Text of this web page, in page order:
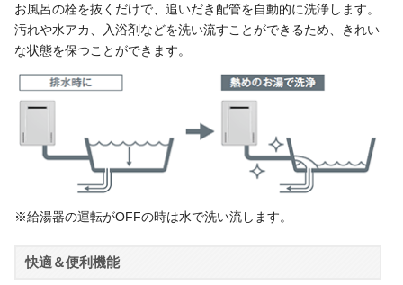
お風呂の栓を抜くだけで、追いだき配管を自動的に洗浄します。
汚れや水アカ、入浴剤などを洗い流すことができるため、きれい
な状態を保つことができます。
※給湯器の運転がOFFの時は水で洗い流します。
快適＆便利機能